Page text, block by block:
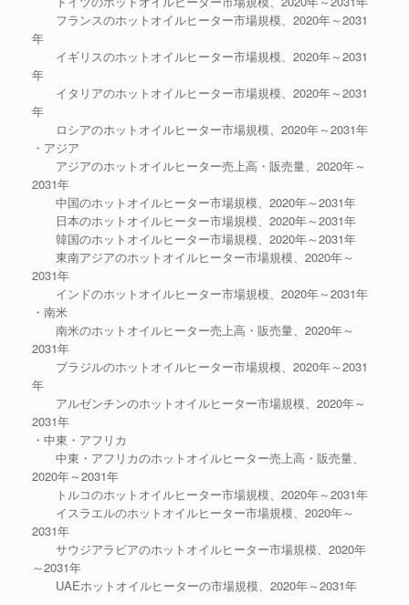
フランスのホットオイルヒーター市場規模、2020年～2031
年
イギリスのホットオイルヒーター市場規模、2020年～2031
年
イタリアのホットオイルヒーター市場規模、2020年～2031
年
ロシアのホットオイルヒーター市場規模、2020年～2031年
・アジア
アジアのホットオイルヒーター売上高・販売量、2020年～
2031年
中国のホットオイルヒーター市場規模、2020年～2031年
日本のホットオイルヒーター市場規模、2020年～2031年
韓国のホットオイルヒーター市場規模、2020年～2031年
東南アジアのホットオイルヒーター市場規模、2020年～
2031年
インドのホットオイルヒーター市場規模、2020年～2031年
・南米
南米のホットオイルヒーター売上高・販売量、2020年～
2031年
ブラジルのホットオイルヒーター市場規模、2020年～2031
年
アルゼンチンのホットオイルヒーター市場規模、2020年～
2031年
・中東・アフリカ
中東・アフリカのホットオイルヒーター売上高・販売量、
2020年～2031年
トルコのホットオイルヒーター市場規模、2020年～2031年
イスラエルのホットオイルヒーター市場規模、2020年～
2031年
サウジアラビアのホットオイルヒーター市場規模、2020年
～2031年
UAEホットオイルヒーターの市場規模、2020年～2031年